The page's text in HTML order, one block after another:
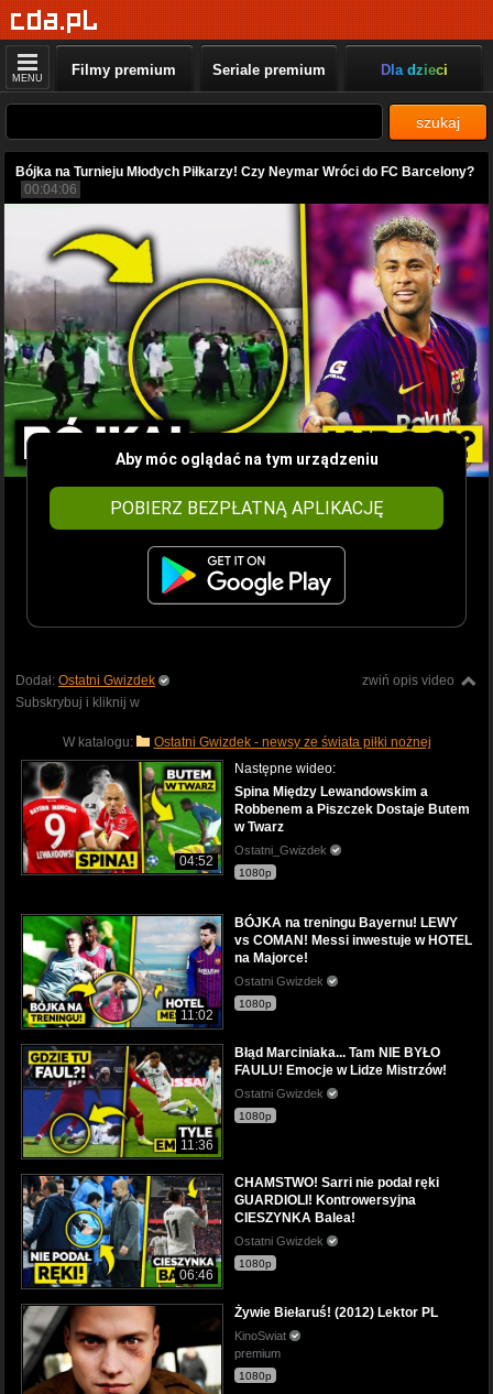
MENU Filmy premium Seriale premium Dla dzieci
szukaj
Bójka na Turnieju Młodych Piłkarzy! Czy Neymar Wróci do FC Barcelony?
00:04:06
Aby móc oglądać na tym urządzeniu
POBIERZ BEZPŁATNĄ APLIKACJĘ
zwiń opis video
Dodał: Ostatni Gwizdek
Subskrybuj i kliknij w
W katalogu: Ostatni Gwizdek - newsy ze świata piłki nożnej
04:52
Następne wideo:
Spina Między Lewandowskim a
Robbenem a Piszczek Dostaje Butem
w Twarz
Ostatni_Gwizdek
1080p
11:02
BÓJKA na treningu Bayernu! LEWY
vs COMAN! Messi inwestuje w HOTEL
na Majorce!
Ostatni Gwizdek
1080p
11:36
Błąd Marciniaka... Tam NIE BYŁO
FAULU! Emocje w Lidze Mistrzów!
Ostatni Gwizdek
1080p
06:46
CHAMSTWO! Sarri nie podał ręki
GUARDIOLI! Kontrowersyjna
CIESZYNKA Balea!
Ostatni Gwizdek
1080p
Żywie Biełaruś! (2012) Lektor PL
KinoSwiat
premium
1080p